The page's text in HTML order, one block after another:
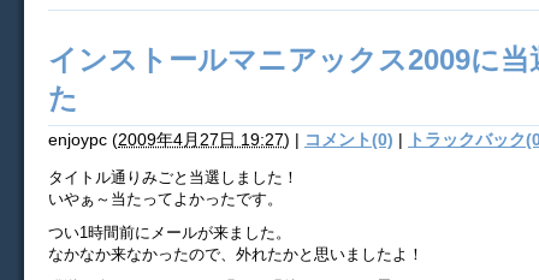
インストールマニアックス2009に当
た
enjoypc (2009年4月27日 19:27) | コメント(0) | トラックバック
タイトル通りみごと当選しました！
いやぁ～当たってよかったです。
つい1時間前にメールが来ました。
なかなか来なかったので、外れたかと思いましたよ！